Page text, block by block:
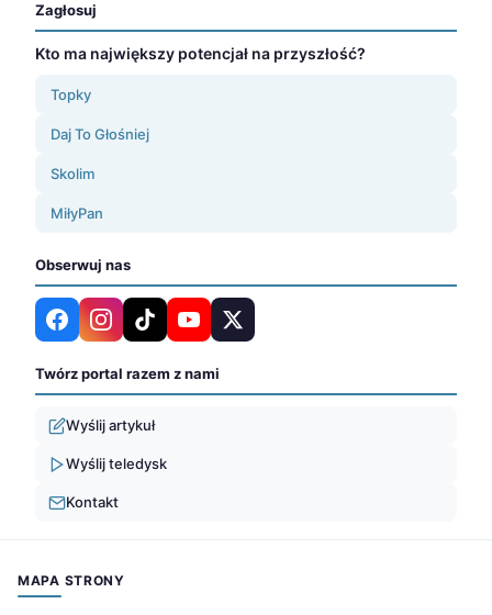
Zagłosuj
Kto ma największy potencjał na przyszłość?
Topky
Daj To Głośniej
Skolim
MiłyPan
Obserwuj nas
Twórz portal razem z nami
Wyślij artykuł
Wyślij teledysk
Kontakt
MAPA STRONY